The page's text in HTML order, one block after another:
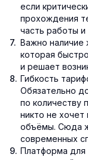
если
прохождения
часть работы и
Важно наличие
которая
и решает
Гибкость
Обязательно
по количеству
никто не
объёмы. Сюда
современных
Платформа для